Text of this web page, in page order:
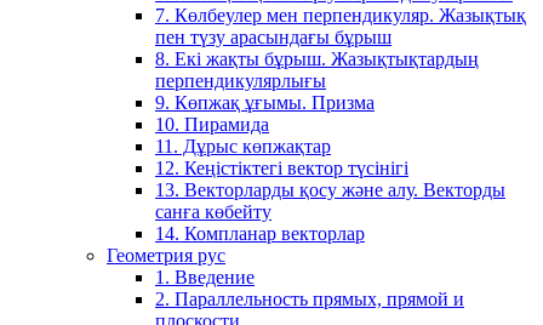
7. Көлбеулер мен перпендикуляр. Жазықтық
пен түзу арасындағы бұрыш
8. Екі жақты бұрыш. Жазықтықтардың
перпендикулярлығы
9. Көпжақ ұғымы. Призма
10. Пирамида
11. Дұрыс көпжақтар
12. Кеңістіктегі вектор түсінігі
13. Векторларды қосу және алу. Векторды
санға көбейту
14. Компланар векторлар
Геометрия рус
1. Введение
2. Параллельность прямых, прямой и
плоскости